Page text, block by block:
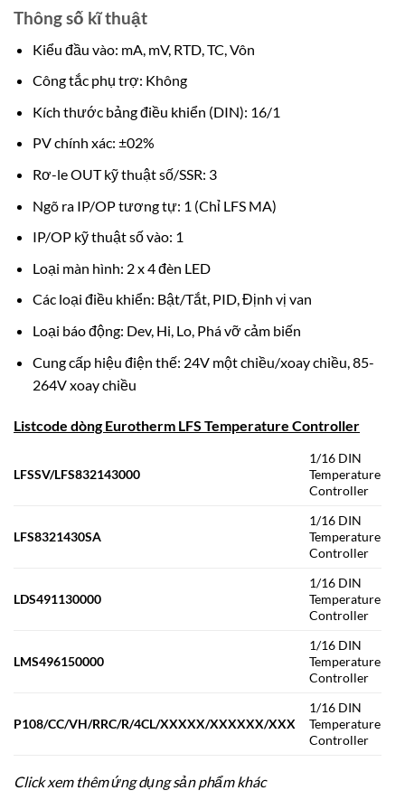
Thông số kĩ thuật
Kiểu đầu vào: mA, mV, RTD, TC, Vôn
Công tắc phụ trợ: Không
Kích thước bảng điều khiển (DIN): 16/1
PV chính xác: ±02%
Rơ-le OUT kỹ thuật số/SSR: 3
Ngõ ra IP/OP tương tự: 1 (Chỉ LFS MA)
IP/OP kỹ thuật số vào: 1
Loại màn hình: 2 x 4 đèn LED
Các loại điều khiển: Bật/Tắt, PID, Định vị van
Loại báo động: Dev, Hi, Lo, Phá vỡ cảm biến
Cung cấp hiệu điện thế: 24V một chiều/xoay chiều, 85-
264V xoay chiều
Listcode dòng Eurotherm LFS Temperature Controller
LFSSV/LFS832143000
1/16 DIN
Temperature
Controller
LFS8321430SA
1/16 DIN
Temperature
Controller
LDS491130000
1/16 DIN
Temperature
Controller
LMS496150000
1/16 DIN
Temperature
Controller
P108/CC/VH/RRC/R/4CL/XXXXX/XXXXXX/XXX
1/16 DIN
Temperature
Controller
Click xem thêm ứng dụng sản phẩm khác